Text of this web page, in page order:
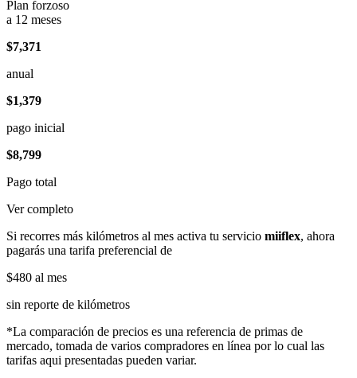
Plan forzoso
a 12 meses
$7,371
anual
$1,379
pago inicial
$8,799
Pago total
Ver completo
Si recorres más kilómetros al mes activa tu servicio miiflex, ahora
pagarás una tarifa preferencial de
$480 al mes
sin reporte de kilómetros
*La comparación de precios es una referencia de primas de
mercado, tomada de varios compradores en línea por lo cual las
tarifas aqui presentadas pueden variar.